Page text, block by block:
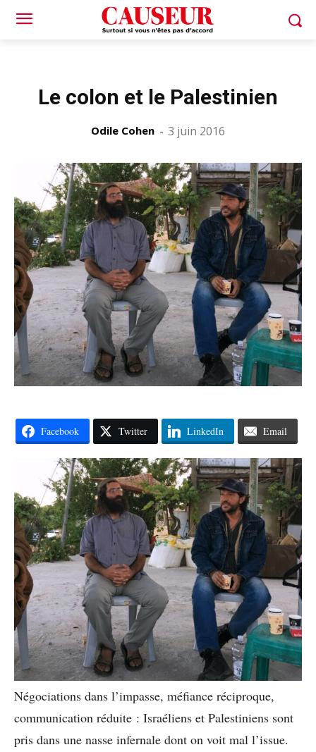
Le colon et le Palestinien
Odile Cohen - 3 juin 2016
Facebook Twitter LinkedIn Email
Négociations dans l’impasse, méfiance réciproque,
communication réduite : Israéliens et Palestiniens sont
pris dans une nasse infernale dont on voit mal l’issue.